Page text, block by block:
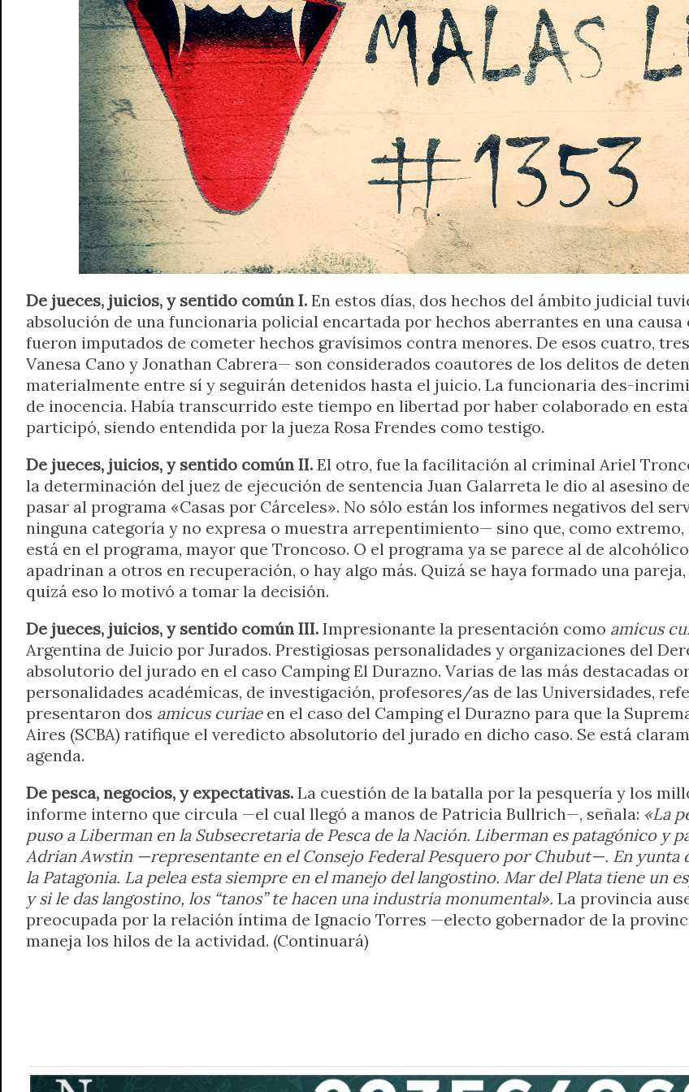
r
a
m
e
r
o
o
k
n
g
e
r
i
n
k
F
r
i
e
n
d
l
y
De jueces, juicios, y sentido común I. En estos días, dos hechos del ámbito judicial
absolución de una funcionaria policial encartada por hechos aberrantes en una
fueron imputados de cometer hechos gravísimos contra menores. De esos cuatro,
Vanesa Cano y Jonathan Cabrera— son considerados coautores de los delitos de
materialmente entre sí y seguirán detenidos hasta el juicio. La funcionaria des-
de inocencia. Había transcurrido este tiempo en libertad por haber colaborado en
participó, siendo entendida por la jueza Rosa Frendes como testigo.
De jueces, juicios, y sentido común II. El otro, fue la facilitación al criminal Ariel
la determinación del juez de ejecución de sentencia Juan Galarreta le dio al asesino
pasar al programa «Casas por Cárceles». No sólo están los informes negativos del
ninguna categoría y no expresa o muestra arrepentimiento— sino que, como
está en el programa, mayor que Troncoso. O el programa ya se parece al de
apadrinan a otros en recuperación, o hay algo más. Quizá se haya formado una
quizá eso lo motivó a tomar la decisión.
De jueces, juicios, y sentido común III. Impresionante la presentación como amicus
Argentina de Juicio por Jurados. Prestigiosas personalidades y organizaciones del
absolutorio del jurado en el caso Camping El Durazno. Varias de las más destacadas
personalidades académicas, de investigación, profesores/as de las Universidades,
presentaron dos amicus curiaeen el caso del Camping el Durazno para que la
Aires (SCBA) ratifique el veredicto absolutorio del jurado en dicho caso. Se está
agenda.
De pesca, negocios, y expectativas. La cuestión de la batalla por la pesquería y los
informe interno que circula —el cual llegó a manos de Patricia Bullrich—, señala: «La
puso a Liberman en la Subsecretaria de Pesca de la Nación. Liberman es patagónico y
Adrian Awstin —representante en el Consejo Federal Pesquero por Chubut—. En yunta
la Patagonia. La pelea esta siempre en el manejo del langostino. Mar del Plata tiene
y si le das langostino, los “tanos” te hacen una industria monumental». La provincia
preocupada por la relación íntima de Ignacio Torres —electo gobernador de la
maneja los hilos de la actividad. (Continuará)